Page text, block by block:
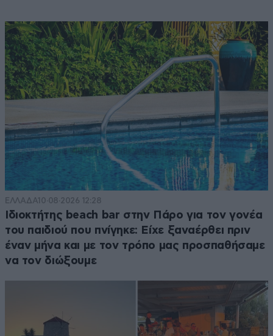
ΕΛΛΑΔΑ10·08·2026 12:28
Ιδιοκτήτης beach bar στην Πάρο για τον γονέα
του παιδιού που πνίγηκε: Είχε ξαναέρθει πριν
έναν μήνα και με τον τρόπο μας προσπαθήσαμε
να τον διώξουμε